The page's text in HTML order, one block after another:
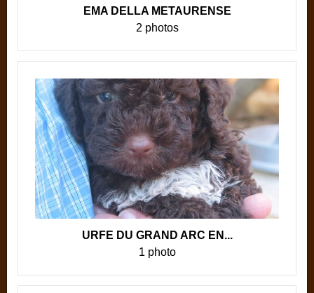
EMA DELLA METAURENSE
2 photos
URFE DU GRAND ARC EN...
1 photo